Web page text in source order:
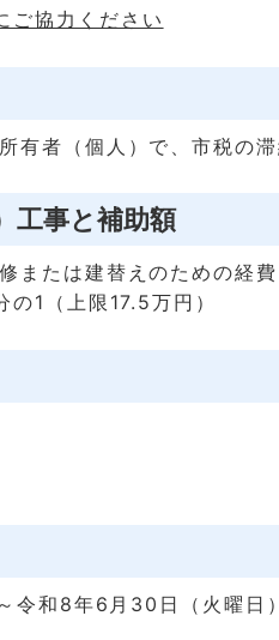
ご協力ください
有者（個人）で、市税の滞
工事と補助額
または建替えのための経
1（上限17.5万円）
令和8年6月30日（火曜日）